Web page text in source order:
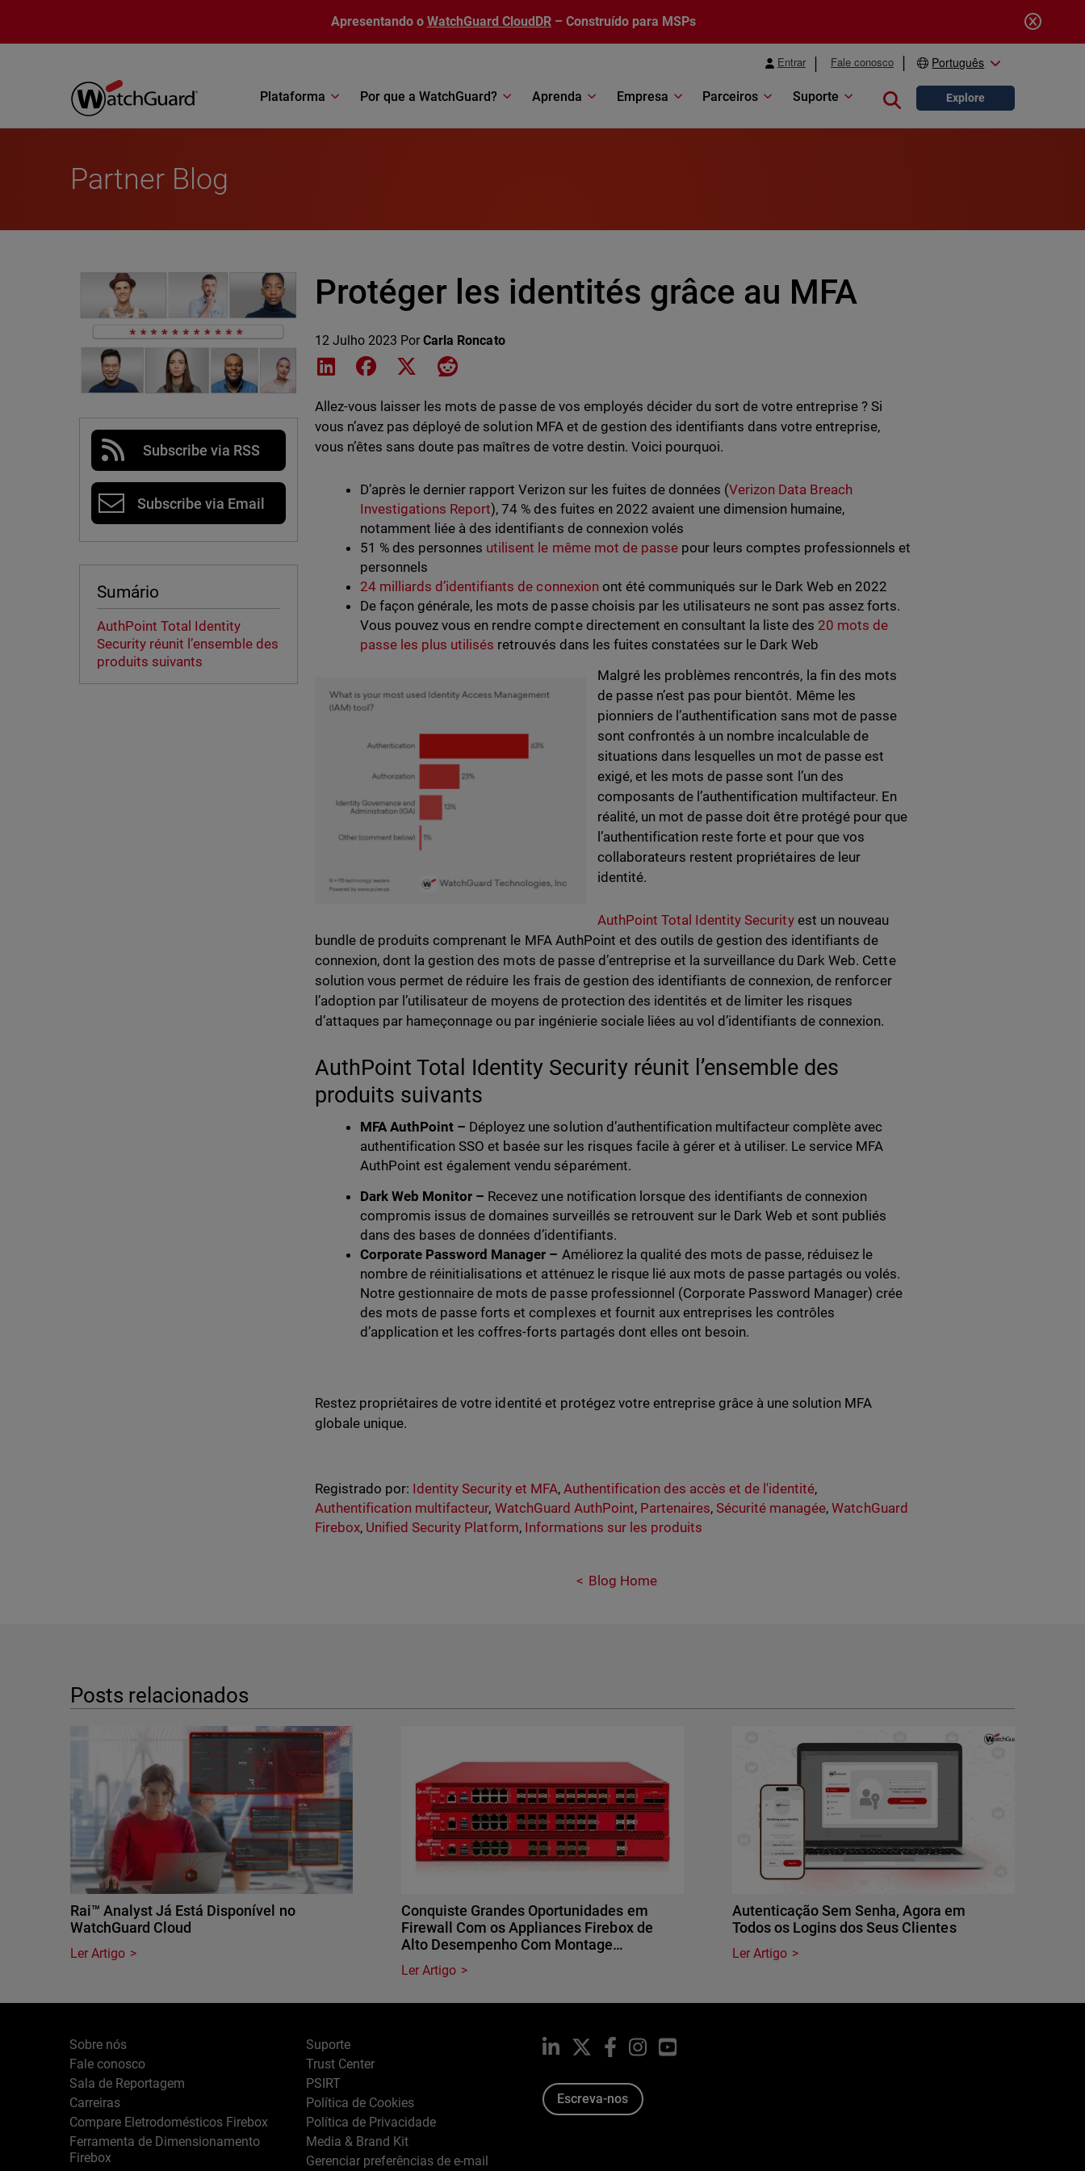
Apresentando o WatchGuard CloudDR – Construído para MSPs
Entrar Fale conosco Português
Plataforma Por que a WatchGuard? Aprenda Empresa Parceiros Suporte Close search
Explore
Partner Blog
Subscribe via RSS
Subscribe via Email
Sumário
AuthPoint Total Identity
Security réunit l’ensemble des
produits suivants
Protéger les identités grâce au MFA
12 Julho 2023 PorCarla Roncato
Share on LinkedIn
Share on Facebook
Share on XShare on Reddit
Allez-vous laisser les mots de passe de vos employés décider du sort de votre entreprise ? Si
vous n’avez pas déployé de solution MFA et de gestion des identifiants dans votre entreprise,
vous n’êtes sans doute pas maîtres de votre destin. Voici pourquoi.
D’après le dernier rapport Verizon sur les fuites de données (Verizon Data Breach
Investigations Report), 74 % des fuites en 2022 avaient une dimension humaine,
notamment liée à des identifiants de connexion volés
51 % des personnes utilisent le même mot de passepour leurs comptes professionnels et
personnels
24 milliards d’identifiants de connexionont été communiqués sur le Dark Web en 2022
De façon générale, les mots de passe choisis par les utilisateurs ne sont pas assez forts.
Vous pouvez vous en rendre compte directement en consultant la liste des 20 mots de
passe les plus utilisés retrouvés dans les fuites constatées sur le Dark Web
Malgré les problèmes rencontrés, la fin des mots
de passe n’est pas pour bientôt. Même les
pionniers de l’authentification sans mot de passe
sont confrontés à un nombre incalculable de
situations dans lesquelles un mot de passe est
exigé, et les mots de passe sont l’un des
composants de l’authentification multifacteur. En
réalité, un mot de passe doit être protégé pour que
l’authentification reste forte et pour que vos
collaborateurs restent propriétaires de leur
identité.
AuthPoint Total Identity Securityest un nouveau
bundle de produits comprenant le MFA AuthPoint et des outils de gestion des identifiants de
connexion, dont la gestion des mots de passe d’entreprise et la surveillance du Dark Web. Cette
solution vous permet de réduire les frais de gestion des identifiants de connexion, de renforcer
l’adoption par l’utilisateur de moyens de protection des identités et de limiter les risques
d’attaques par hameçonnage ou par ingénierie sociale liées au vol d’identifiants de connexion.
AuthPoint Total Identity Security réunit l’ensemble des
produits suivants
MFA AuthPoint – Déployez une solution d’authentification multifacteur complète avec
authentification SSO et basée sur les risques facile à gérer et à utiliser. Le service MFA
AuthPoint est également vendu séparément.
Dark Web Monitor – Recevez une notification lorsque des identifiants de connexion
compromis issus de domaines surveillés se retrouvent sur le Dark Web et sont publiés
dans des bases de données d’identifiants.
Corporate Password Manager – Améliorez la qualité des mots de passe, réduisez le
nombre de réinitialisations et atténuez le risque lié aux mots de passe partagés ou volés.
Notre gestionnaire de mots de passe professionnel (Corporate Password Manager) crée
des mots de passe forts et complexes et fournit aux entreprises les contrôles
d’application et les coffres-forts partagés dont elles ont besoin.
Restez propriétaires de votre identité et protégez votre entreprise grâce à une solution MFA
globale unique.
Registrado por: Identity Security et MFA, Authentification des accès et de l'identité,
Authentification multifacteur, WatchGuard AuthPoint, Partenaires,Sécurité managée,WatchGuard
Firebox, Unified Security Platform, Informations sur les produits
Blog Home
Posts relacionados
Rai™ Analyst Já Está Disponível no
WatchGuard Cloud
Ler Artigo
Conquiste Grandes Oportunidades em
Firewall Com os Appliances Firebox de
Alto Desempenho Com Montage…
Ler Artigo
Autenticação Sem Senha, Agora em
Todos os Logins dos Seus Clientes
Ler Artigo
Sobre nós
Fale conosco
Sala de Reportagem
Carreiras
Compare Eletrodomésticos Firebox
Ferramenta de Dimensionamento
Firebox
Suporte
Trust Center
PSIRT
Política de Cookies
Política de Privacidade
Media & Brand Kit
Gerenciar preferências de e-mail
LinkedIn Facebook
InstagramYouTube
Escreva-nos